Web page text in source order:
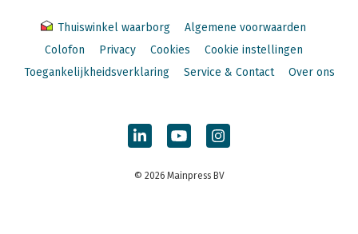
Thuiswinkel waarborg
Algemene voorwaarden
Colofon
Privacy Cookies
Cookie instellingen
Toegankelijkheidsverklaring
Service & Contact Over ons
© 2026 Mainpress BV